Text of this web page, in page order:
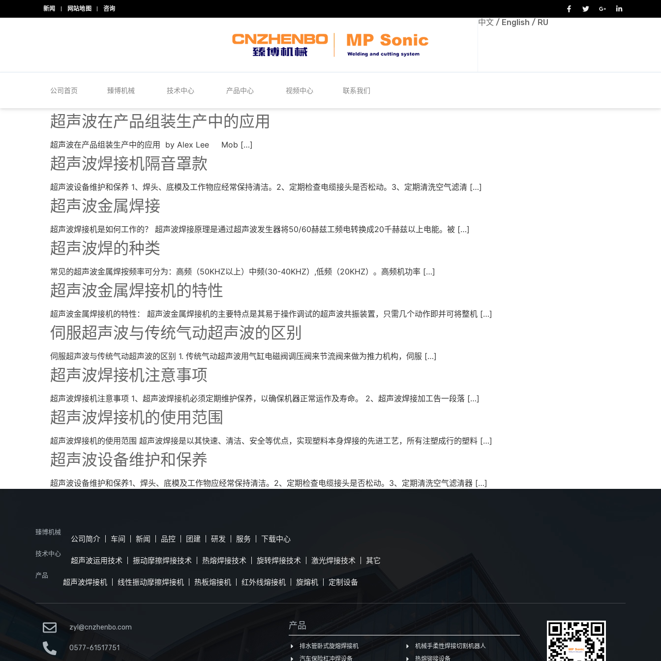
新闻 网站地图 咨询
中文 / English / RU
公司首页 臻博机械 技术中心 产品中心 视频中心 联系我们
超声波在产品组装生产中的应用
超声波在产品组装生产中的应用 by Alex Lee Mob […]
超声波焊接机隔音罩款
超声波设备维护和保养 1、焊头、底模及工作物应经常保持清洁。2、定期检查电缆接头是否松动。3、定期清洗空气滤清 […]
超声波金属焊接
超声波焊接机是如何工作的？ 超声波焊接原理是通过超声波发生器将50/60赫兹工频电转换成20千赫兹以上电能。被 […]
超声波焊的种类
常见的超声波金属焊按频率可分为：高频（50KHZ以上）中频(30-40KHZ）,低频（20KHZ）。高频机功率 […]
超声波金属焊接机的特性
超声波金属焊接机的特性： 超声波金属焊接机的主要特点是其易于操作调试的超声波共振装置，只需几个动作即并可将整机 […]
伺服超声波与传统气动超声波的区别
伺服超声波与传统气动超声波的区别 1. 传统气动超声波用气缸电磁阀调压阀来节流阀来做为推力机构，伺服 […]
超声波焊接机注意事项
超声波焊接机注意事项 1、超声波焊接机必须定期维护保养，以确保机器正常运作及寿命。 2、超声波焊接加工告一段落 […]
超声波焊接机的使用范围
超声波焊接机的使用范围 超声波焊接是以其快速、清洁、安全等优点，实现塑料本身焊接的先进工艺，所有注塑成行的塑料 […]
超声波设备维护和保养
超声波设备维护和保养1、焊头、底模及工作物应经常保持清洁。2、定期检查电缆接头是否松动。3、定期清洗空气滤清器 […]
臻博机械
公司简介 车间 新闻 品控 团建 研发 服务 下载中心
技术中心
超声波运用技术 振动摩擦焊接技术 热熔焊接技术 旋转焊接技术 激光焊接技术 其它
产品
超声波焊接机 线性振动摩擦焊接机 热板熔接机 红外线熔接机 旋熔机 定制设备
zyl@cnzhenbo.com
0577-61517751
产品
排水管卧式旋熔焊接机
机械手柔性焊接切割机器人
汽车保险杠冲焊设备
热熔铆接设备